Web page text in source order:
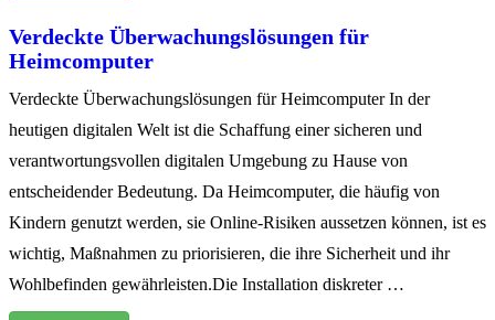
Verdeckte Überwachungslösungen für
Heimcomputer
Verdeckte Überwachungslösungen für Heimcomputer In der
heutigen digitalen Welt ist die Schaffung einer sicheren und
verantwortungsvollen digitalen Umgebung zu Hause von
entscheidender Bedeutung. Da Heimcomputer, die häufig von
Kindern genutzt werden, sie Online-Risiken aussetzen können, ist es
wichtig, Maßnahmen zu priorisieren, die ihre Sicherheit und ihr
Wohlbefinden gewährleisten.Die Installation diskreter …